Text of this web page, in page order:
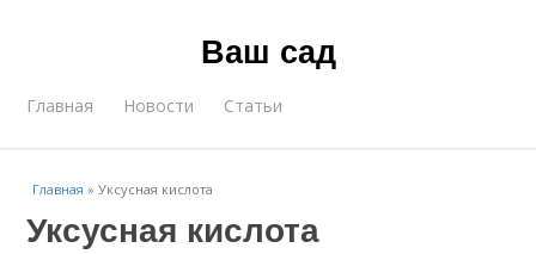
Ваш сад
Главная Новости Статьи
Главная »Уксусная кислота
Уксусная кислота